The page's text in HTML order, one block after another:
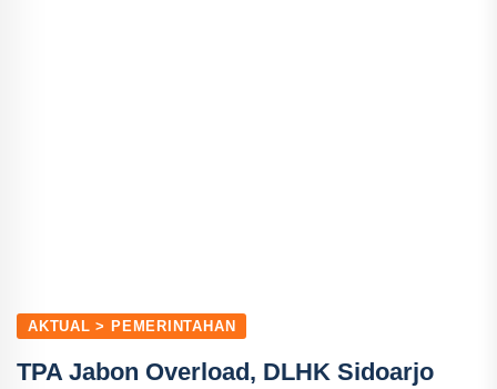
AKTUAL > PEMERINTAHAN
TPA Jabon Overload, DLHK Sidoarjo